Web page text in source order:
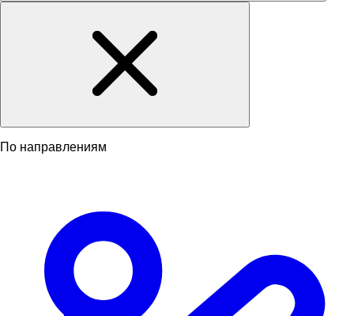
По направлениям